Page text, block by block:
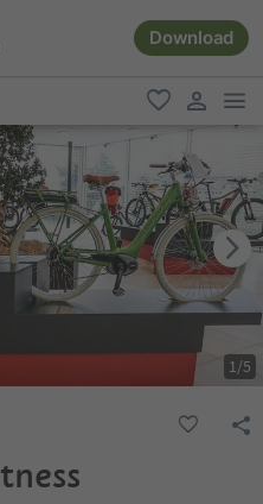
Download
favoriti
user link
1/5